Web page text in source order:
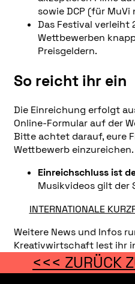
sowie DCP (für MuVi
Das Festival verleiht
Wettbewerben
Preisgeldern.
So reicht ihr ein
Die Einreichung erfolgt
Online-Formular auf der
Bitte achtet darauf, eure
Wettbewerb einzureichen.
Einreichschluss ist
Musikvideos gilt der
INTERNATIONALE
Weitere News und Infos
Kreativwirtschaft lest ihr
<<< ZURÜCK